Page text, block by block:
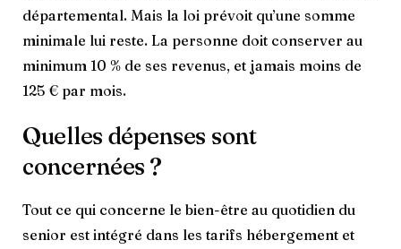
départemental. Mais la loi prévoit qu’une somme
minimale lui reste. La personne doit conserver au
minimum 10 % de ses revenus, et jamais moins de
125 € par mois.
Quelles dépenses sont
concernées ?
Tout ce qui concerne le bien-être au quotidien du
senior est intégré dans les tarifs hébergement et